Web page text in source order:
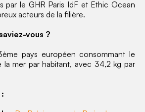
par le GHR Paris IdF et Ethic Ocean
acteurs de la filière.
vous ?
pays européen consommant le
la mer par habitant, avec 34,2 kg par